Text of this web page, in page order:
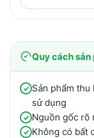
Quy cách sản
Sản phẩm
sử dụng
Nguồn gốc rõ
Không có bất